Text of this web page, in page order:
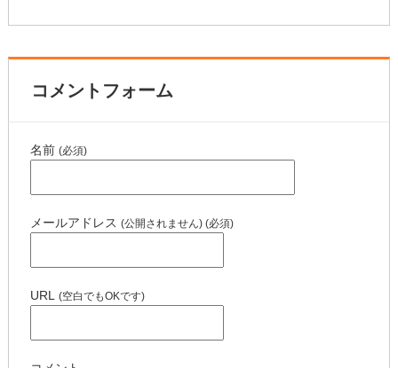
コメントフォーム
名前 (必須)
メールアドレス (公開されません) (必須)
URL (空白でもOKです)